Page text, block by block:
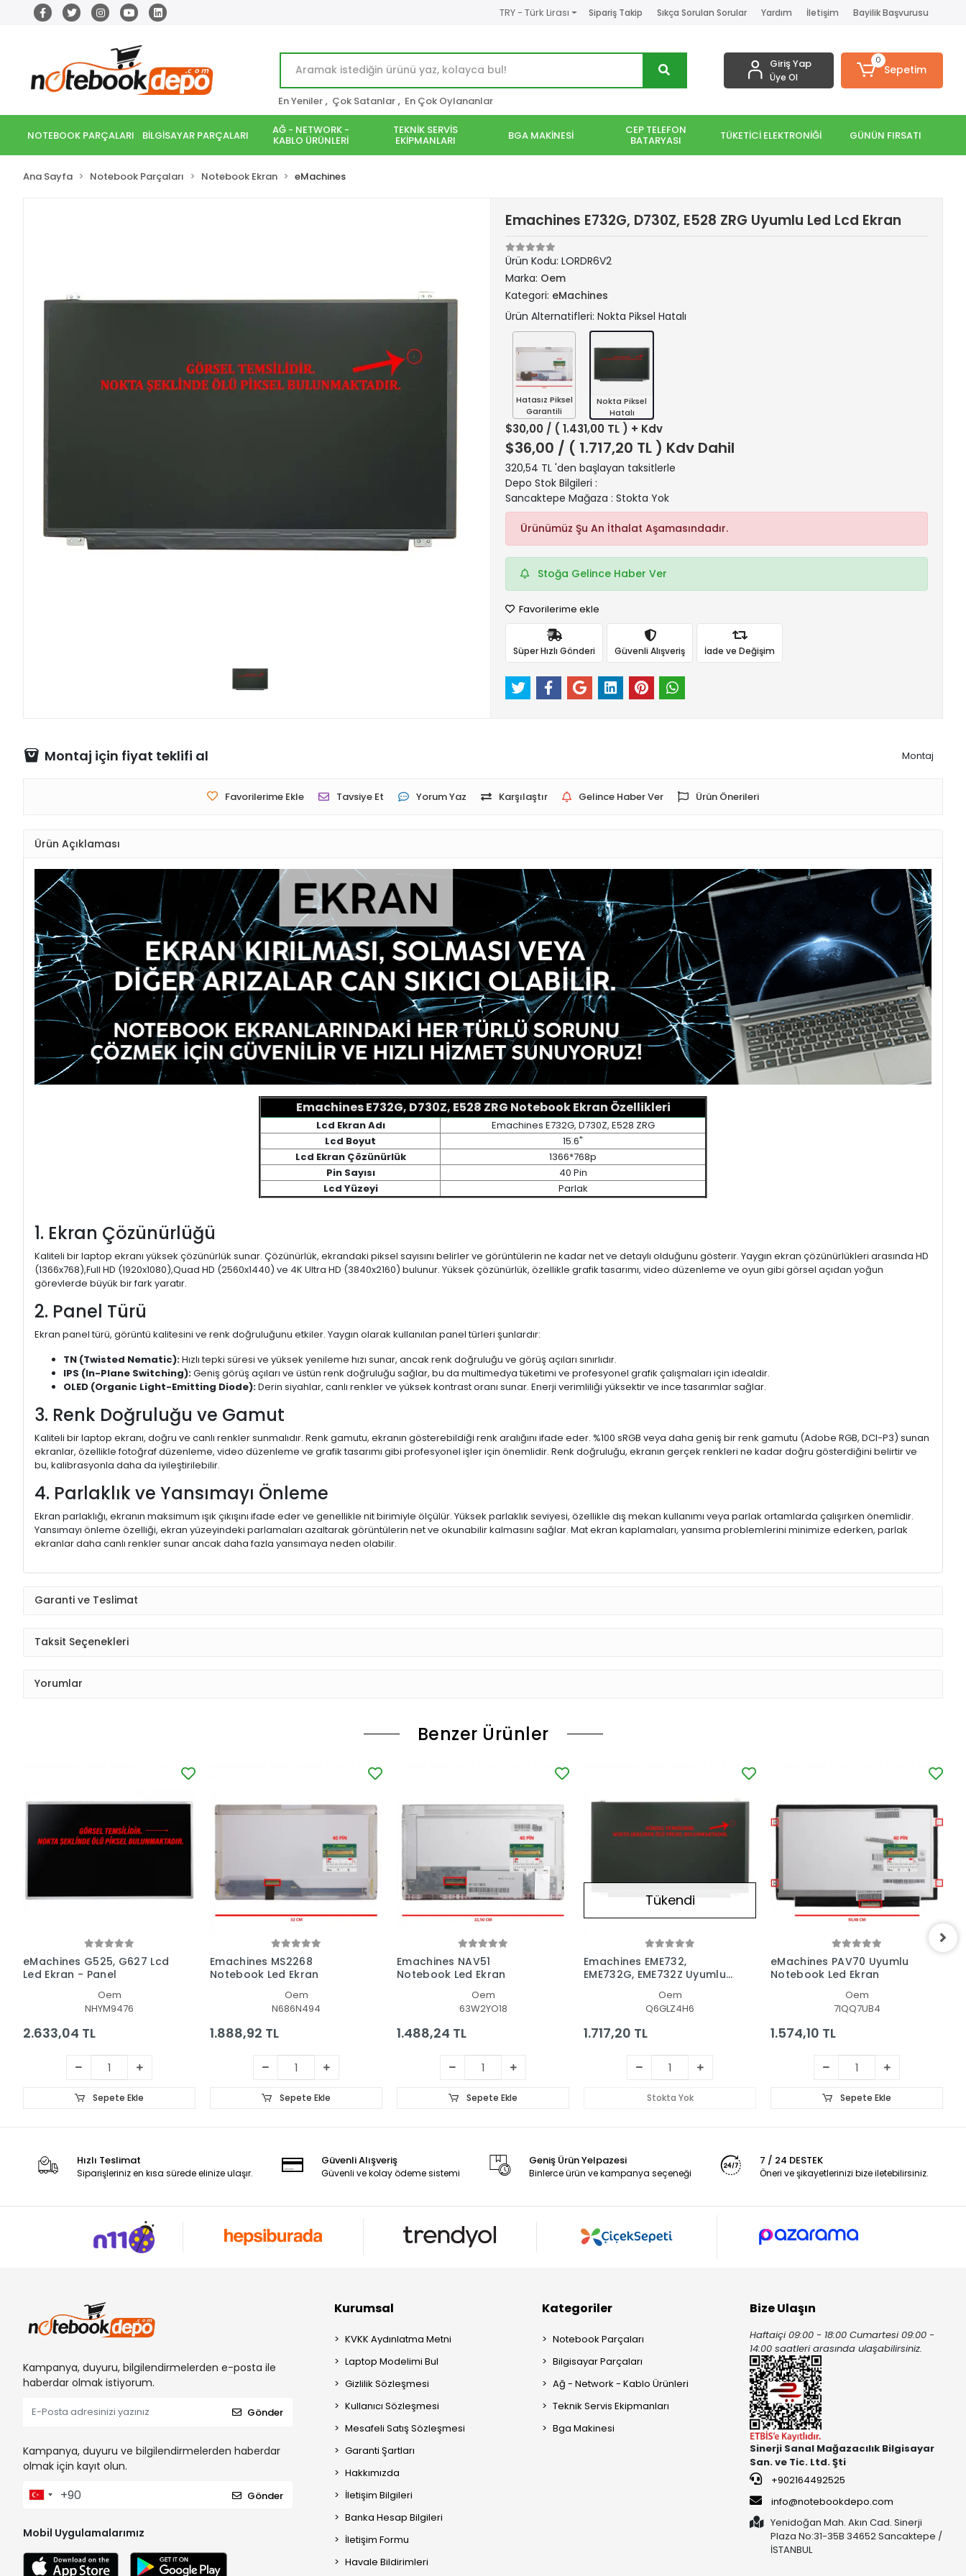
TRY - Türk Lirası Sipariş Takip Sıkça Sorulan Sorular Yardım İletişim Bayilik Başvurusu
En Yeniler , Çok Satanlar , En Çok Oylananlar
Giriş Yap
Üye Ol
0
Sepetim
NOTEBOOK PARÇALARI BİLGİSAYAR PARÇALARI AĞ - NETWORK -
KABLO ÜRÜNLERİ
TEKNİK SERVİS
EKİPMANLARI BGA MAKİNESİ CEP TELEFON
BATARYASI TÜKETİCİ ELEKTRONİĞİ GÜNÜN FIRSATI
Ana Sayfa Notebook Parçaları Notebook Ekran eMachines
Emachines E732G, D730Z, E528 ZRG Uyumlu Led Lcd Ekran
Ürün Kodu: LORDR6V2
Marka: Oem
Kategori: eMachines
Ürün Alternatifleri: Nokta Piksel Hatalı
Hatasız Piksel
Garantili
Nokta Piksel
Hatalı
$30,00 / ( 1.431,00 TL ) + Kdv
$36,00 / ( 1.717,20 TL ) Kdv Dahil
320,54 TL 'den başlayan taksitlerle
Depo Stok Bilgileri :
Sancaktepe Mağaza : Stokta Yok
Ürünümüz Şu An İthalat Aşamasındadır.
Stoğa Gelince Haber Ver
Favorilerime ekle
Süper Hızlı Gönderi Güvenli Alışveriş İade ve Değişim
Montaj için fiyat teklifi al Montaj
Favorilerime Ekle Tavsiye Et Yorum Yaz Karşılaştır Gelince Haber Ver Ürün Önerileri
Ürün Açıklaması
Emachines E732G, D730Z, E528 ZRG Notebook Ekran Özellikleri
Lcd Ekran Adı
Emachines E732G, D730Z, E528 ZRG
Lcd Boyut
15.6"
Lcd Ekran Çözünürlük
1366*768p
Pin Sayısı
40 Pin
Lcd Yüzeyi
Parlak
1. Ekran Çözünürlüğü
Kaliteli bir laptop ekranı yüksek çözünürlük sunar. Çözünürlük, ekrandaki piksel sayısını belirler ve görüntülerin ne kadar net ve detaylı olduğunu gösterir. Yaygın ekran çözünürlükleri arasında HD
(1366x768),Full HD (1920x1080),Quad HD (2560x1440) ve 4K Ultra HD (3840x2160) bulunur. Yüksek çözünürlük, özellikle grafik tasarımı, video düzenleme ve oyun gibi görsel açıdan yoğun
görevlerde büyük bir fark yaratır.
2. Panel Türü
Ekran panel türü, görüntü kalitesini ve renk doğruluğunu etkiler. Yaygın olarak kullanılan panel türleri şunlardır:
TN (Twisted Nematic):Hızlı tepki süresi ve yüksek yenileme hızı sunar, ancak renk doğruluğu ve görüş açıları sınırlıdır.
IPS (In-Plane Switching):Geniş görüş açıları ve üstün renk doğruluğu sağlar, bu da multimedya tüketimi ve profesyonel grafik çalışmaları için idealdir.
OLED (Organic Light-Emitting Diode):Derin siyahlar, canlı renkler ve yüksek kontrast oranı sunar. Enerji verimliliği yüksektir ve ince tasarımlar sağlar.
3. Renk Doğruluğu ve Gamut
Kaliteli bir laptop ekranı, doğru ve canlı renkler sunmalıdır. Renk gamutu, ekranın gösterebildiği renk aralığını ifade eder. %100 sRGB veya daha geniş bir renk gamutu (Adobe RGB, DCI-P3) sunan
ekranlar, özellikle fotoğraf düzenleme, video düzenleme ve grafik tasarımı gibi profesyonel işler için önemlidir. Renk doğruluğu, ekranın gerçek renkleri ne kadar doğru gösterdiğini belirtir ve
bu, kalibrasyonla daha da iyileştirilebilir.
4. Parlaklık ve Yansımayı Önleme
Ekran parlaklığı, ekranın maksimum ışık çıkışını ifade eder ve genellikle nit birimiyle ölçülür. Yüksek parlaklık seviyesi, özellikle dış mekan kullanımı veya parlak ortamlarda çalışırken önemlidir.
Yansımayı önleme özelliği, ekran yüzeyindeki parlamaları azaltarak görüntülerin net ve okunabilir kalmasını sağlar. Mat ekran kaplamaları, yansıma problemlerini minimize ederken, parlak
ekranlar daha canlı renkler sunar ancak daha fazla yansımaya neden olabilir.
Garanti ve Teslimat
Taksit Seçenekleri
Yorumlar
Benzer Ürünler
eMachines G525, G627 Lcd
Led Ekran - Panel
Oem
NHYM9476
2.633,04 TL
Sepete Ekle
Emachines MS2268
Notebook Led Ekran
Oem
N686N494
1.888,92 TL
Sepete Ekle
Emachines NAV51
Notebook Led Ekran
Oem
63W2YO18
1.488,24 TL
Sepete Ekle
Tükendi
Emachines EME732,
EME732G, EME732Z Uyumlu
Oem
Q6GLZ4H6
1.717,20 TL
Stokta Yok
eMachines PAV70 Uyumlu
Notebook Led Ekran
Oem
7IQQ7UB4
1.574,10 TL
Sepete Ekle
Hızlı Teslimat
Siparişleriniz en kısa sürede elinize ulaşır.
Güvenli Alışveriş
Güvenli ve kolay ödeme sistemi
Geniş Ürün Yelpazesi
Binlerce ürün ve kampanya seçeneği
7 / 24 DESTEK
Öneri ve şikayetlerinizi bize iletebilirsiniz.
Kampanya, duyuru, bilgilendirmelerden e-posta ile
haberdar olmak istiyorum.
Gönder
Kampanya, duyuru ve bilgilendirmelerden haberdar
olmak için kayıt olun.
Gönder
Mobil Uygulamalarımız
Kurumsal
KVKK Aydınlatma Metni
Laptop Modelimi Bul
Gizlilik Sözleşmesi
Kullanıcı Sözleşmesi
Mesafeli Satış Sözleşmesi
Garanti Şartları
Hakkımızda
İletişim Bilgileri
Banka Hesap Bilgileri
İletişim Formu
Havale Bildirimleri
Kategoriler
Notebook Parçaları
Bilgisayar Parçaları
Ağ - Network - Kablo Ürünleri
Teknik Servis Ekipmanları
Bga Makinesi
Bize Ulaşın
Haftaiçi 09:00 - 18:00 Cumartesi 09:00 -
14:00 saatleri arasında ulaşabilirsiniz.
Sinerji Sanal Mağazacılık Bilgisayar
San. ve Tic. Ltd. Şti
+902164492525
info@notebookdepo.com
Yenidoğan Mah. Akın Cad. Sinerji
Plaza No:31-35B 34652 Sancaktepe /
İSTANBUL